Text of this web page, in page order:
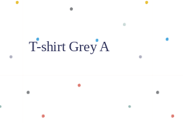
T-shirt Grey A